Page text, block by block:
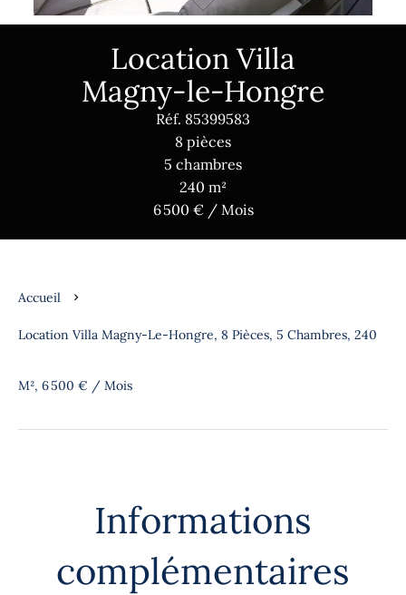
Location Villa
Magny-le-Hongre
Réf. 85399583
8 pièces
5 chambres
240 m²
6 500 € / Mois
Accueil
Location Villa Magny-Le-Hongre, 8 Pièces, 5 Chambres, 240
M², 6 500 € / Mois
Informations
complémentaires